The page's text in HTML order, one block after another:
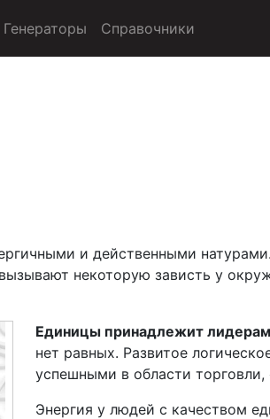
Генераторы Справочники
и действенными
некоторую зависть у
Единицы принадлежит
нет равных. Развитое
успешными в области
Энергия у людей с качеством